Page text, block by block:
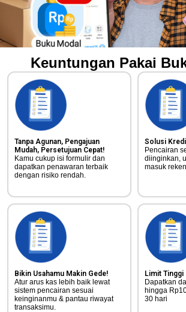
Keuntungan Pakai
Tanpa Agunan, Pengajuan
Mudah, Persetujuan Cepat!
Kamu cukup isi formulir dan
dapatkan penawaran terbaik
dengan risiko rendah.
Solusi
Pencairan
diinginkan,
masuk
Bikin Usahamu Makin Gede!​
Atur arus kas lebih baik lewat
sistem pencairan sesuai
keinginanmu & pantau riwayat
transaksimu.
Limit Tinggi
Dapatkan
hingga
30 hari